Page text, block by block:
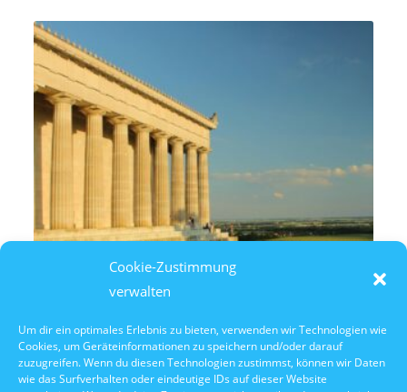
Cookie-Zustimmung
verwalten
Um dir ein optimales Erlebnis zu bieten, verwenden wir Technologien wie
Cookies, um Geräteinformationen zu speichern und/oder darauf
zuzugreifen. Wenn du diesen Technologien zustimmst, können wir Daten
wie das Surfverhalten oder eindeutige IDs auf dieser Website
10. Oktober 2026
10:30 Uhr Walhalla Schifffahrt